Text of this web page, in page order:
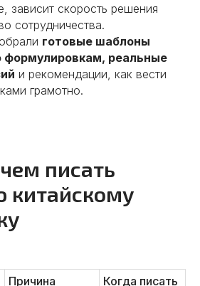
зависит скорость решения
сотрудничества.
готовые шаблоны
формулировкам, реальные
и рекомендации, как вести
грамотно.
писать
китайскому
Причина
Когда писать